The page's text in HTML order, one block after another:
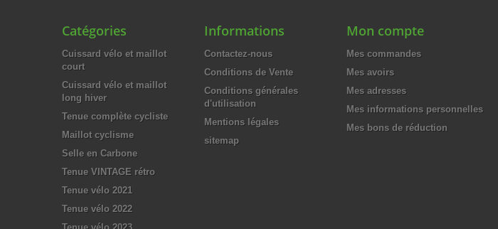
Catégories
Cuissard vélo et maillot
court
Cuissard vélo et maillot
long hiver
Tenue complète cycliste
Maillot cyclisme
Selle en Carbone
Tenue VINTAGE rétro
Tenue vélo 2021
Tenue vélo 2022
Informations
Contactez-nous
Conditions de Vente
Conditions générales
d'utilisation
Mentions légales
sitemap
Mon compte
Mes commandes
Mes avoirs
Mes adresses
Mes informations personnelles
Mes bons de réduction